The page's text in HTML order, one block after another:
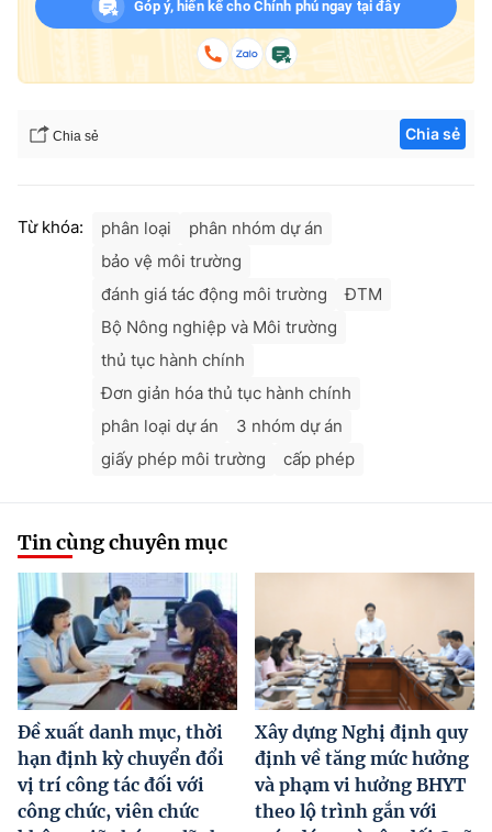
Góp ý, hiến kế cho Chính phủ ngay tại đây
Chia sẻ Chia sẻ
Từ khóa: phân loại
phân nhóm dự án
bảo vệ môi trường
đánh giá tác động môi trường
ĐTM
Bộ Nông nghiệp và Môi trường
thủ tục hành chính
Đơn giản hóa thủ tục hành chính
phân loại dự án
3 nhóm dự án
giấy phép môi trường
cấp phép
Tin cùng chuyên mục
Đề xuất danh mục, thời
hạn định kỳ chuyển đổi
vị trí công tác đối với
công chức, viên chức
Xây dựng Nghị định quy
định về tăng mức hưởng
và phạm vi hưởng BHYT
theo lộ trình gắn với